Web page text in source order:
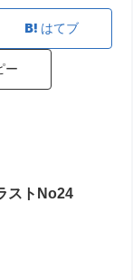
はてブ
ー
ストNo24